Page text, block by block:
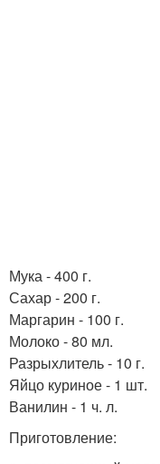
Мука - 400 г.
Сахар - 200 г.
Маргарин - 100 г.
Молоко - 80 мл.
Разрыхлитель - 10 г.
Яйцо куриное - 1 шт.
Ванилин - 1 ч. л.
Приготовление: